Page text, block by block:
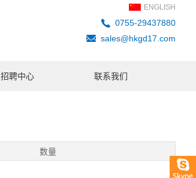
ENGLISH
0755-29437880
sales@hkgd17.com
招聘中心 联系我们
数量